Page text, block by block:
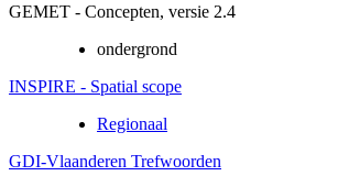
GEMET - Concepten, versie 2.4
ondergrond
INSPIRE - Spatial scope
Regionaal
GDI-Vlaanderen Trefwoorden